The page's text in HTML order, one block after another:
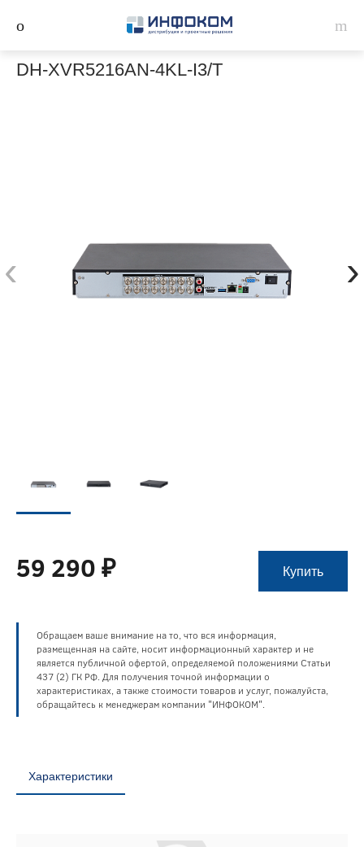
DH-XVR5216AN-4KL-I3/T
‹ ›
59 290 ₽ Купить
Обращаем ваше внимание на то, что вся информация,
размещенная на сайте, носит информационный характер и не
является публичной офертой, определяемой положениями Статьи
437 (2) ГК РФ. Для получения точной информации о
характеристиках, а также стоимости товаров и услуг, пожалуйста,
обращайтесь к менеджерам компании "ИНФОКОМ".
Характеристики